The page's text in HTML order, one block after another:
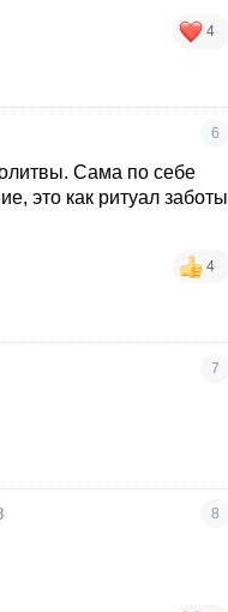
4
6
Сама по себе
это как ритуал заботы
4
7
8